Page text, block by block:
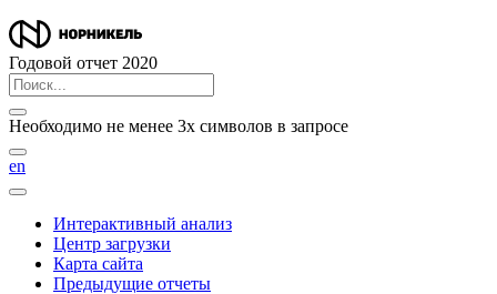
Годовой отчет 2020
Необходимо не менее 3х символов в запросе
en
Интерактивный анализ
Центр загрузки
Карта сайта
Предыдущие отчеты